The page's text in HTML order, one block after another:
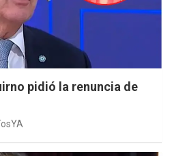
pidió la renuncia de